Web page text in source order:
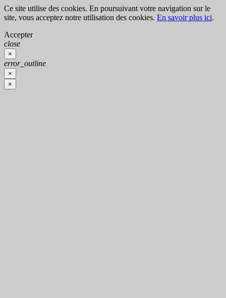
Ce site utilise des cookies. En poursuivant votre navigation sur le
site, vous acceptez notre utilisation des cookies. En savoir plus ici.
Accepter
close
×
error_outline
×
×